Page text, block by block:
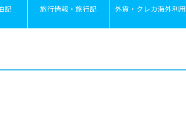
記 旅行情報・旅行記 外貨・クレカ海外利用